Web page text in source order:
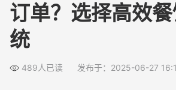
餐饮系统如何与美团、饿了么外卖对接
餐饮管理系统怎么实现自动化营销？
小餐饮店选择餐饮管理系统需要关注哪些核心
订单？选择高效
统
489人已读 发布于：2025-06-27